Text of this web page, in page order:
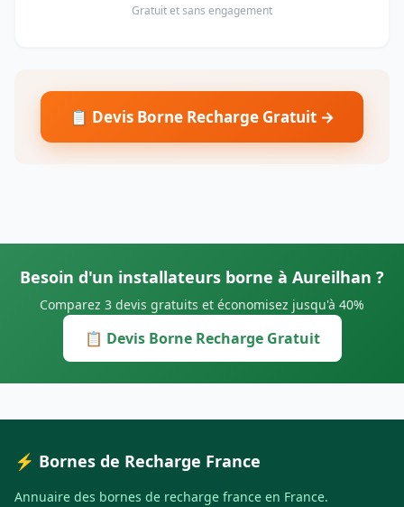
Gratuit et sans engagement
📋 Devis Borne Recharge Gratuit →
Besoin d'un installateurs borne à Aureilhan ?
Comparez 3 devis gratuits et économisez jusqu'à 40%
📋 Devis Borne Recharge Gratuit
⚡ Bornes de Recharge France
Annuaire des bornes de recharge france en France.